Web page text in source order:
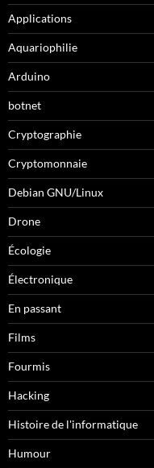
Applications
Aquariophilie
Arduino
botnet
Cryptographie
Cryptomonnaie
Debian GNU/Linux
Drone
Écologie
Électronique
En passant
Films
Fourmis
Hacking
Histoire de l'informatique
Humour